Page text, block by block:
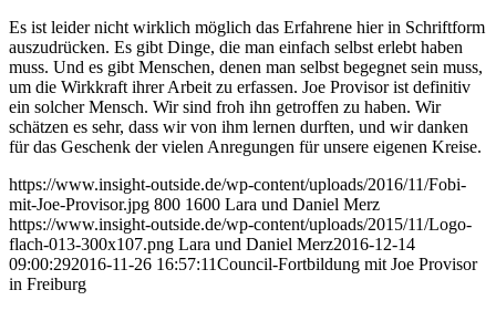
Es ist leider nicht wirklich möglich das Erfahrene hier in Schriftform
auszudrücken. Es gibt Dinge, die man einfach selbst erlebt haben
muss. Und es gibt Menschen, denen man selbst begegnet sein muss,
um die Wirkkraft ihrer Arbeit zu erfassen. Joe Provisor ist definitiv
ein solcher Mensch. Wir sind froh ihn getroffen zu haben. Wir
schätzen es sehr, dass wir von ihm lernen durften, und wir danken
für das Geschenk der vielen Anregungen für unsere eigenen Kreise.
https://www.insight-outside.de/wp-content/uploads/2016/11/Fobi-
mit-Joe-Provisor.jpg 800 1600 Lara und Daniel Merz
https://www.insight-outside.de/wp-content/uploads/2015/11/Logo-
flach-013-300x107.png Lara und Daniel Merz2016-12-14
09:00:292016-11-26 16:57:11Council-Fortbildung mit Joe Provisor
in Freiburg